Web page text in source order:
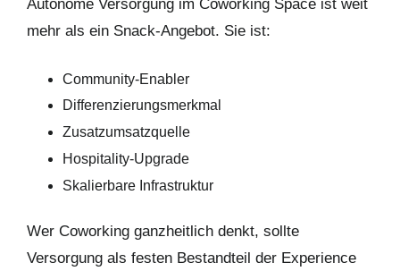
Autonome Versorgung im Coworking Space ist weit
mehr als ein Snack-Angebot. Sie ist:
Community-Enabler
Differenzierungsmerkmal
Zusatzumsatzquelle
Hospitality-Upgrade
Skalierbare Infrastruktur
Wer Coworking ganzheitlich denkt, sollte
Versorgung als festen Bestandteil der Experience